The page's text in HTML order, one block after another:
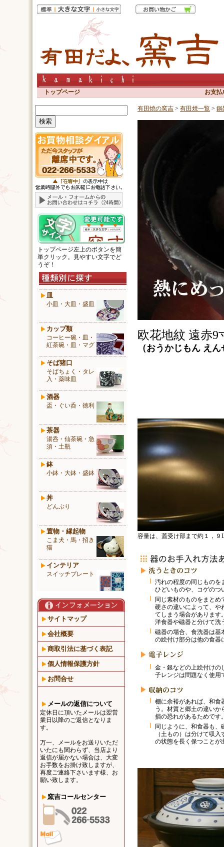
トップページ お支
トップページ左上のボタンを簡
単クリック。見やすい文字でど
うぞ！
皿
小皿・大皿・盛皿
カップ類
コーヒー碗・皿・
紅茶碗・皿・マグ
そば猪口
そばちょく・タレ
入・薬味皿
酒器
盃・ぐい呑・徳利
茶器
湯呑・仙茶碗・急
須・土瓶
鉢
小鉢・大鉢・盛鉢
丼
どんぶり
置物・縁起物
こま犬・馬・招き
猫
インテリア
スイッチプレート
サイトマップ
会社概要
商取引法に基づく表記
個人情報保護方針
お問合せ
メールの返信について
定休日に頂いたメールは翌営
業日以降のご返信となりま
す。
万一、メールをお送りいただ
いたにも関わらず、当店より
返信が届かない場合は、大変
お手数をお掛け致しますが、
再度ご連絡下さいます様、お
願い致します。
窯吉コールセンター
有田焼の窯吉 > 有田焼一覧 > 鍋
欧花地紋 遠赤9
（おうかじもん えん
容量は、蓋受け部まで約１，９
汚れの程度の同じものを
ひどいものや、コゲのつ
同じ素材のものをまと
硬さの違いによって、や
てしまう場合があります
洋食器や磁器と分けて洗
磁器の場合、食洗器は基
の絵付け部分は他の食器
金・銀などの上絵付けの
子レンジは問題なく使用
棚に余裕があれば、和食
う。材質と郷土の違い
損の恐れがあるためです
同じように、和食器も、
（土もの）は分けて収
の状態を長く保つことが